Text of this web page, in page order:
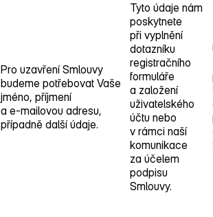
Pro uzavření Smlouvy
budeme potřebovat Vaše
jméno, příjmení
a e‑mailovou adresu,
případně další údaje.
Tyto údaje nám
poskytnete
při vyplnění
dotazníku
registračního
formuláře
a založení
uživatelského
účtu nebo
v rámci naší
komunikace
za účelem
podpisu
Smlouvy.